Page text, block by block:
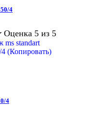
4
Оценка 5 из 5
4